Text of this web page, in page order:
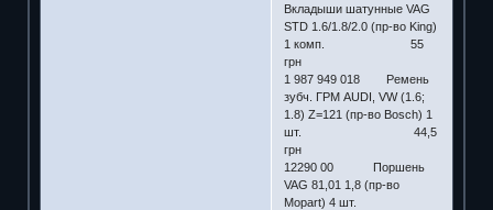
Вкладыши шатунные VAG
STD 1.6/1.8/2.0 (пр-во King)
1 комп. 55
грн
1 987 949 018 Ремень
зубч. ГРМ AUDI, VW (1.6;
1.8) Z=121 (пр-во Bosch) 1
шт. 44,5
грн
12290 00 Поршень
VAG 81,01 1,8 (пр-во
Mopart) 4 шт.